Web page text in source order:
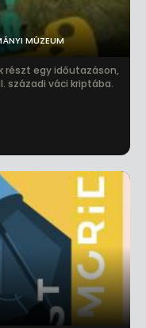
MÚZEUM
részt egy időutazáson,
századi váci kriptába.